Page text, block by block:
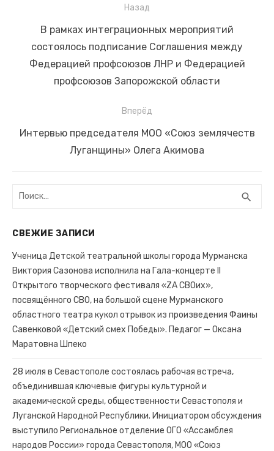
записям
Назад
Предыдущая
запись:
В рамках интеграционных мероприятий
состоялось подписание Соглашения между
Федерацией профсоюзов ЛНР и Федерацией
профсоюзов Запорожской области
Вперёд
Следующая
Интервью председателя МОО «Союз землячеств
Луганщины» Олега Акимова
Поиск: search
СВЕЖИЕ ЗАПИСИ
Ученица Детской театральной школы города Мурманска
Виктория Сазонова исполнила на Гала-концерте II
Открытого творческого фестиваля «ZA СВОих»,
посвящённого СВО, на большой сцене Мурманского
областного театра кукол отрывок из произведения Фаины
Савенковой «Детский смех Победы». Педагог — Оксана
Маратовна Шпеко
28 июля в Севастополе состоялась рабочая встреча,
объединившая ключевые фигуры культурной и
академической среды, общественности Севастополя и
Луганской Народной Республики. Инициатором обсуждения
выступило Региональное отделение ОГО «Ассамблея
народов России» города Севастополя, МОО «Союз